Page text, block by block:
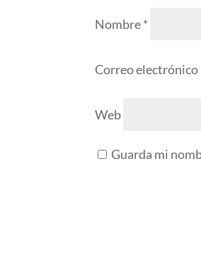
Nombre*
Correo electrónico
Web
Guarda mi